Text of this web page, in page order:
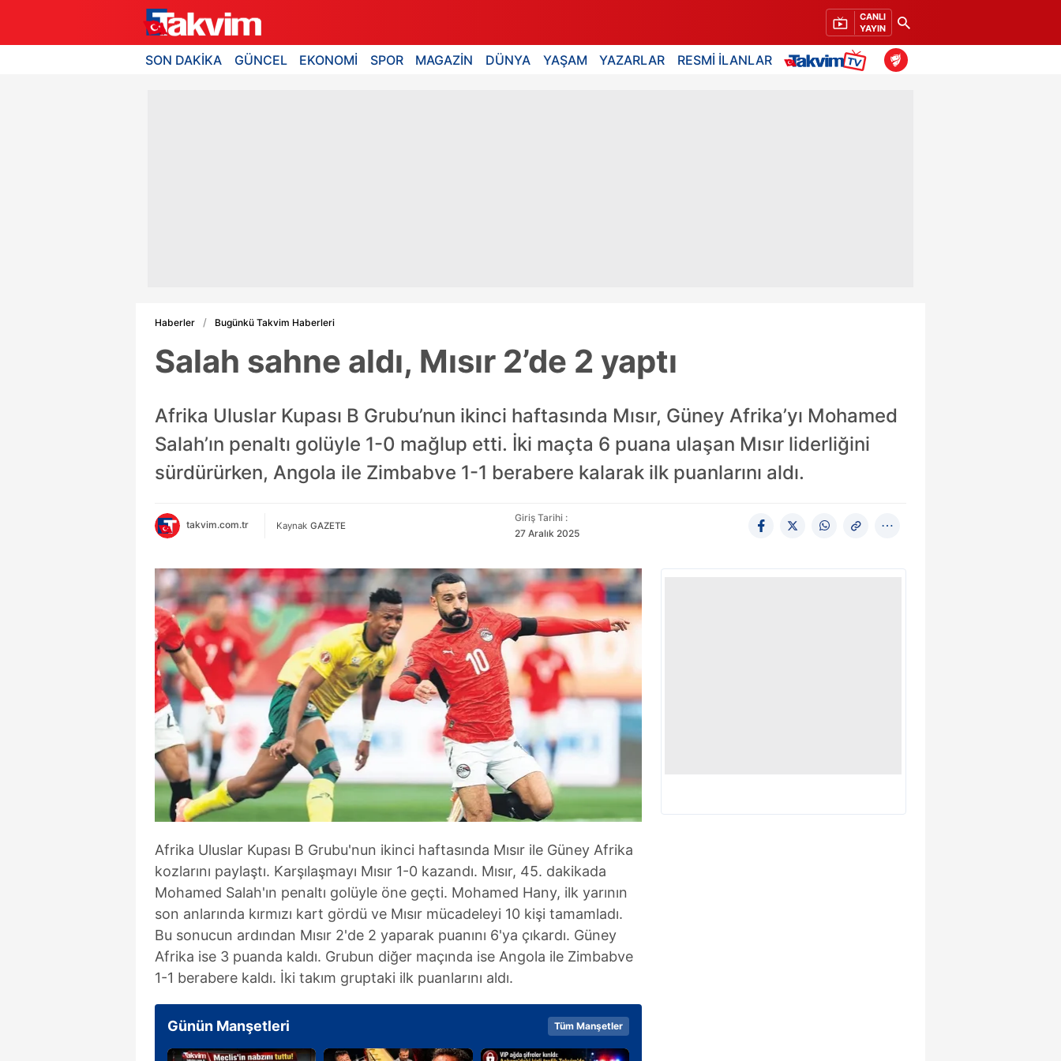
CANLI
YAYIN
SON DAKİKA GÜNCEL EKONOMİ SPOR MAGAZİN DÜNYA YAŞAM YAZARLAR RESMİ İLANLAR
Haberler Bugünkü Takvim Haberleri
Salah sahne aldı, Mısır 2’de 2 yaptı
Afrika Uluslar Kupası B Grubu’nun ikinci haftasında Mısır, Güney Afrika’yı Mohamed
Salah’ın penaltı golüyle 1-0 mağlup etti. İki maçta 6 puana ulaşan Mısır liderliğini
sürdürürken, Angola ile Zimbabve 1-1 berabere kalarak ilk puanlarını aldı.
takvim.com.tr Kaynak GAZETE
Giriş Tarihi :
27 Aralık 2025
Afrika Uluslar Kupası B Grubu'nun ikinci haftasında Mısır ile Güney Afrika
kozlarını paylaştı. Karşılaşmayı Mısır 1-0 kazandı. Mısır, 45. dakikada
Mohamed Salah'ın penaltı golüyle öne geçti. Mohamed Hany, ilk yarının
son anlarında kırmızı kart gördü ve Mısır mücadeleyi 10 kişi tamamladı.
Bu sonucun ardından Mısır 2'de 2 yaparak puanını 6'ya çıkardı. Güney
Afrika ise 3 puanda kaldı. Grubun diğer maçında ise Angola ile Zimbabve
1-1 berabere kaldı. İki takım gruptaki ilk puanlarını aldı.
Günün Manşetleri Tüm Manşetler